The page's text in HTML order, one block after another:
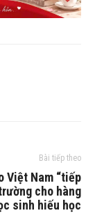
Bài tiếp theo
Việt Nam “tiếp
cho hàng
sinh hiếu học